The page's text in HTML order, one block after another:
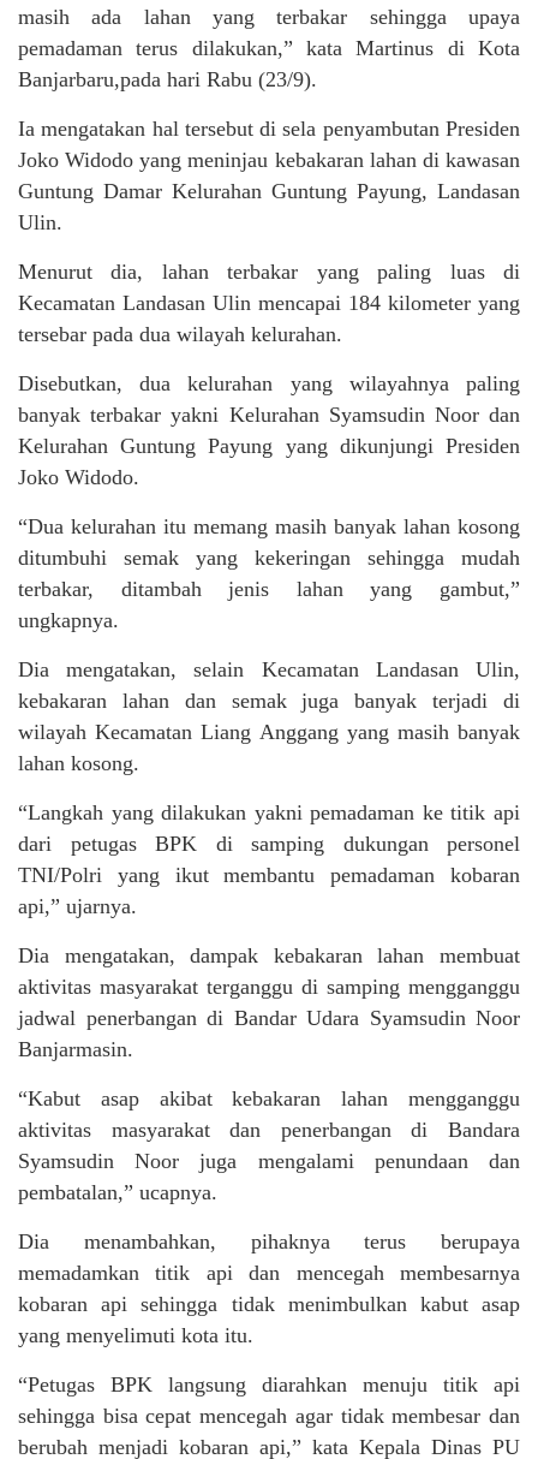
masih ada lahan yang terbakar sehingga upaya
pemadaman terus dilakukan,” kata Martinus di Kota
Banjarbaru,pada hari Rabu (23/9).
Ia mengatakan hal tersebut di sela penyambutan Presiden
Joko Widodo yang meninjau kebakaran lahan di kawasan
Guntung Damar Kelurahan Guntung Payung, Landasan
Ulin.
Menurut dia, lahan terbakar yang paling luas di
Kecamatan Landasan Ulin mencapai 184 kilometer yang
tersebar pada dua wilayah kelurahan.
Disebutkan, dua kelurahan yang wilayahnya paling
banyak terbakar yakni Kelurahan Syamsudin Noor dan
Kelurahan Guntung Payung yang dikunjungi Presiden
Joko Widodo.
“Dua kelurahan itu memang masih banyak lahan kosong
ditumbuhi semak yang kekeringan sehingga mudah
terbakar, ditambah jenis lahan yang gambut,”
ungkapnya.
Dia mengatakan, selain Kecamatan Landasan Ulin,
kebakaran lahan dan semak juga banyak terjadi di
wilayah Kecamatan Liang Anggang yang masih banyak
lahan kosong.
“Langkah yang dilakukan yakni pemadaman ke titik api
dari petugas BPK di samping dukungan personel
TNI/Polri yang ikut membantu pemadaman kobaran
api,” ujarnya.
Dia mengatakan, dampak kebakaran lahan membuat
aktivitas masyarakat terganggu di samping mengganggu
jadwal penerbangan di Bandar Udara Syamsudin Noor
Banjarmasin.
“Kabut asap akibat kebakaran lahan mengganggu
aktivitas masyarakat dan penerbangan di Bandara
Syamsudin Noor juga mengalami penundaan dan
pembatalan,” ucapnya.
Dia menambahkan, pihaknya terus berupaya
memadamkan titik api dan mencegah membesarnya
kobaran api sehingga tidak menimbulkan kabut asap
yang menyelimuti kota itu.
“Petugas BPK langsung diarahkan menuju titik api
sehingga bisa cepat mencegah agar tidak membesar dan
berubah menjadi kobaran api,” kata Kepala Dinas PU